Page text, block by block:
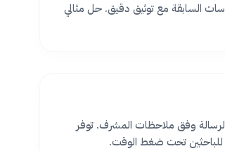
السابقة مع توثيق دقيق. حل مثالي
وفق ملاحظات المشرف. توفر
للباحثين تحت ضغط الوقت.